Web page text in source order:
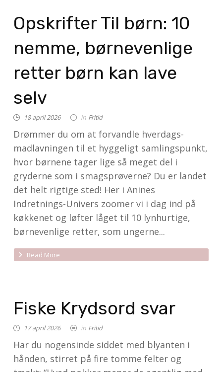
Opskrifter Til børn: 10
nemme, børnevenlige
retter børn kan lave
selv
18 april 2026 in Fritid
Drømmer du om at forvandle hverdags­
madlavningen til et hyggeligt samlings­punkt,
hvor børnene tager lige så meget del i
gryderne som i smagsprøverne? Du er landet
det helt rigtige sted! Her i Anines
Indretnings-Univers zoomer vi i dag ind på
køkkenet og løfter låget til 10 lynhurtige,
børne­venlige retter, som ungerne...
Read More
Fiske Krydsord svar
17 april 2026 in Fritid
Har du nogensinde siddet med blyanten i
hånden, stirret på fire tomme felter og